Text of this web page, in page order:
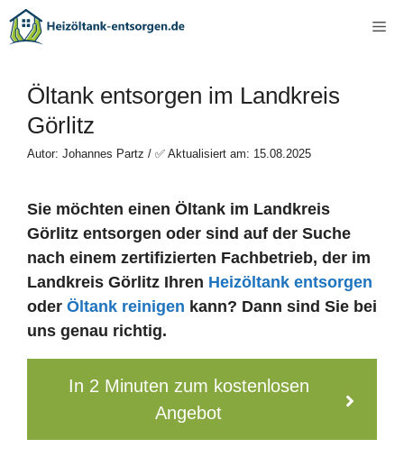
Zum
Inhalt
Öltank entsorgen im Landkreis
Görlitz
Autor: Johannes Partz / ✅ Aktualisiert am: 15.08.2025
Sie möchten einen Öltank im Landkreis
Görlitz entsorgen oder sind auf der Suche
nach einem zertifizierten Fachbetrieb, der im
Landkreis Görlitz Ihren Heizöltank entsorgen
oder Öltank reinigen kann? Dann sind Sie bei
uns genau richtig.
In 2 Minuten zum kostenlosen
Angebot